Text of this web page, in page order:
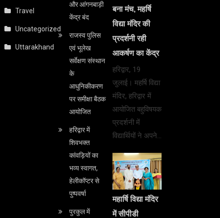
Travel
Uncategorized
Uttarakhand
और आंगनबाड़ी
केंद्र बंद
राजस्व पुलिस
एवं भूलेख
सर्वेक्षण संस्थान
के
आधुनिकीकरण
पर समीक्षा बैठक
आयोजित
हरिद्वार में
शिवभक्त
कांवड़ियों का
भव्य स्वागत,
हेलीकॉप्टर से
पुष्पवर्षा
पुरकुल में
बना मंच, महर्षि
विद्या मंदिर की
प्रदर्शनी रही
आकर्षण का केंद्र
हरिद्वार, 19
जुलाई। महर्षि विद्या
मंदिर, हरिद्वार में
आयोजित बहुविषयक
प्रदर्शनी में
विद्यार्थियों ने अपने…
महार्षि विद्या मंदिर
में सीपीडी